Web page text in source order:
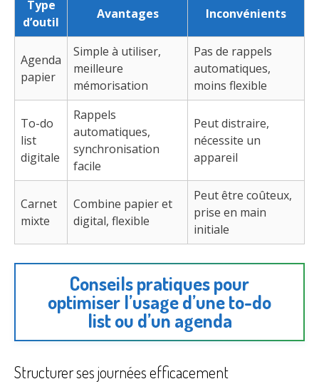
Type
d’outil
Avantages Inconvénients
Agenda
papier
Simple à utiliser,
meilleure
mémorisation
Pas de rappels
automatiques,
moins flexible
To-do
list
digitale
Rappels
automatiques,
synchronisation
facile
Peut distraire,
nécessite un
appareil
Carnet
mixte
Combine papier et
digital, flexible
Peut être coûteux,
prise en main
initiale
Conseils pratiques pour
optimiser l’usage d’une to-do
list ou d’un agenda
Structurer ses journées efficacement